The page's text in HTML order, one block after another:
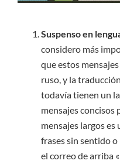
Suspenso en
considero más
que estos
ruso, y la
todavía tienen un
mensajes concisos
mensajes largos
frases sin sentido
el correo de arriba